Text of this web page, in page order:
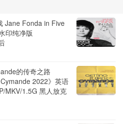
Jane Fonda in Five
印纯净版
的传奇之路
2022》英语
MKV/1.5G 黑人放克